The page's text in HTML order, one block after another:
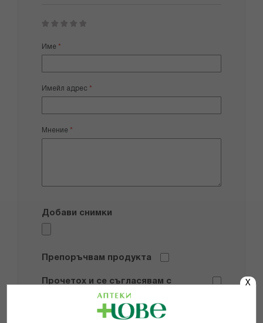
X
star
stars
stars
stars
stars
Име
Имейл адрес
Мнение
Добави снимки
Препоръчвам продукта
Прочетох и се съгласявам с
Общите условия и политиката за
поверителност *